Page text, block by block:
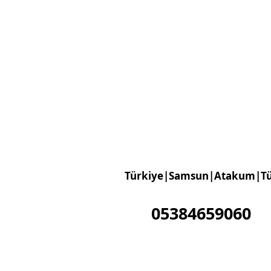
05384659060